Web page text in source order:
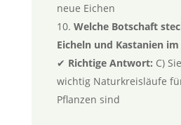
neue Eichen
Welche Botschaft
Eicheln und Kastanien im
✔ Richtige Antwort: C)
wichtig Naturkreisläufe
Pflanzen sind